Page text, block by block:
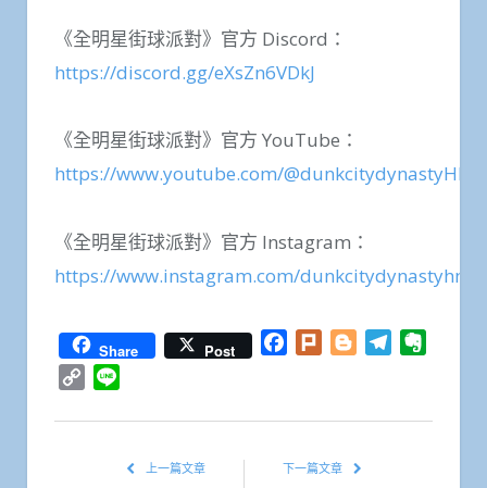
《全明星街球派對》官方 Discord：
https://discord.gg/eXsZn6VDkJ
《全明星街球派對》官方 YouTube：
https://www.youtube.com/@dunkcitydynastyHMT
《全明星街球派對》官方 Instagram：
https://www.instagram.com/dunkcitydynastyhmt
Share Post Facebook
Plurk BloggerTelegram
Copy
上一篇文章 下一篇文章